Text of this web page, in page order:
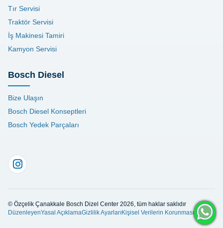
Tır Servisi
Traktör Servisi
İş Makinesi Tamiri
Kamyon Servisi
Bosch Diesel
Bize Ulaşın
Bosch Diesel Konseptleri
Bosch Yedek Parçaları
© Özçelik Çanakkale Bosch Dizel Center 2026, tüm haklar saklıdır
DüzenleyenYasal AçıklamaGizlilik AyarlarıKişisel Verilerin Korunması